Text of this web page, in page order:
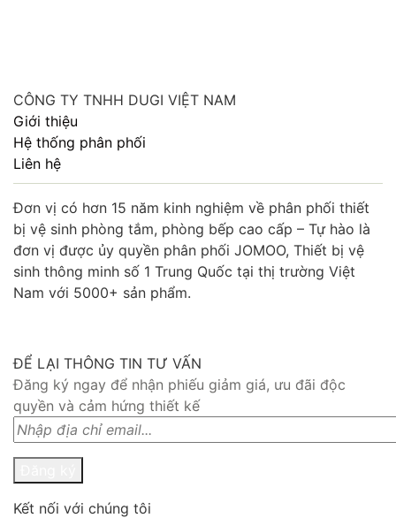
CÔNG TY TNHH DUGI VIỆT NAM
Giới thiệu
Hệ thống phân phối
Liên hệ
Đơn vị có hơn 15 năm kinh nghiệm về phân phối thiết
bị vệ sinh phòng tắm, phòng bếp cao cấp – Tự hào là
đơn vị được ủy quyền phân phối JOMOO, Thiết bị vệ
sinh thông minh số 1 Trung Quốc tại thị trường Việt
Nam với 5000+ sản phẩm.
ĐỂ LẠI THÔNG TIN TƯ VẤN
Đăng ký ngay để nhận phiếu giảm giá, ưu đãi độc
quyền và cảm hứng thiết kế
Kết nối với chúng tôi